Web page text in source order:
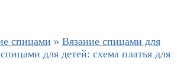
спицами » Вязание спицами для
для детей: схема платья для